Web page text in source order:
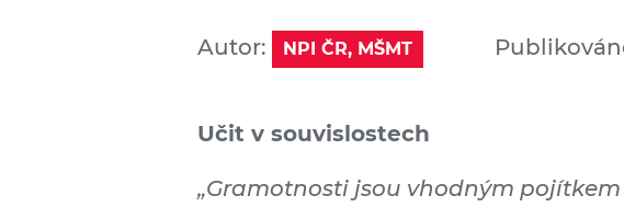
Autor: NPI ČR, MŠMT
Učit v souvislostech
„Gramotnosti jsou vhodným